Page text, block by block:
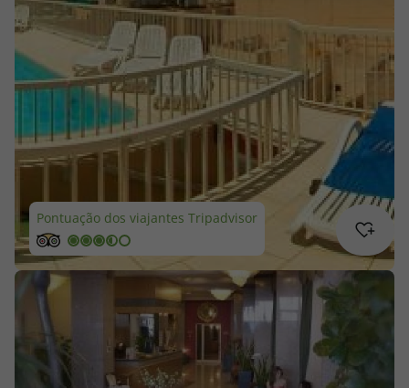
Cruzeiros
Promoções
Especialistas
Cheque Viagem
Rede de Lojas
Blog TopViagens
Área de Cliente
Pontuação dos viajantes Tripadvisor